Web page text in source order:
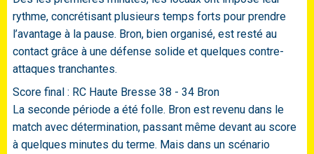
rythme, concrétisant plusieurs temps forts pour prendre
l’avantage à la pause. Bron, bien organisé, est resté au
contact grâce à une défense solide et quelques contre-
attaques tranchantes.
Score final : RC Haute Bresse 38 - 34 Bron
La seconde période a été folle. Bron est revenu dans le
match avec détermination, passant même devant au score
à quelques minutes du terme. Mais dans un scénario